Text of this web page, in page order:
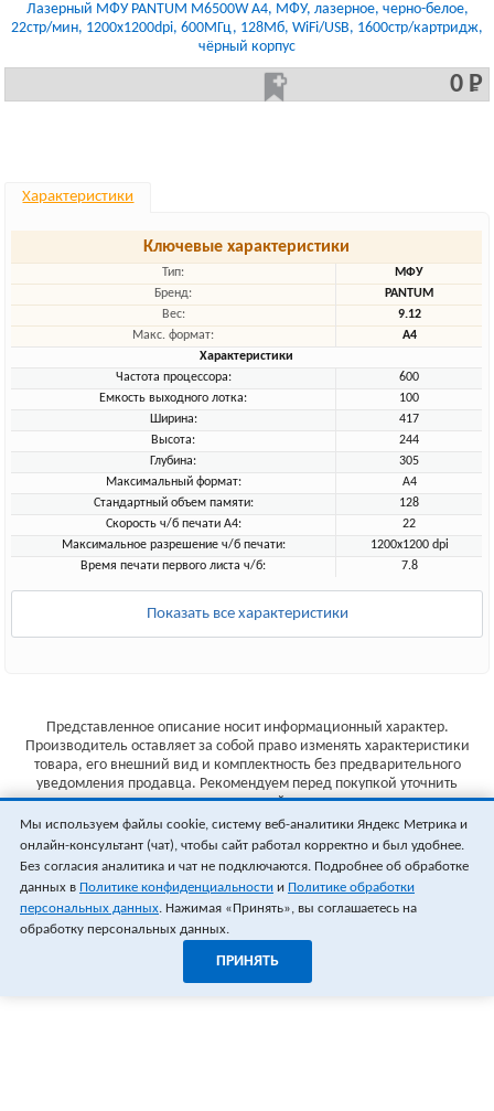
Лазерный МФУ PANTUM M6500W A4, МФУ, лазерное, черно-белое,
22стр/мин, 1200x1200dpi, 600МГц, 128Мб, WiFi/USB, 1600стр/картридж,
чёрный корпус
0 Р
Характеристики
Ключевые характеристики
Тип:
МФУ
Бренд:
PANTUM
Вес:
9.12
Макс. формат:
A4
Характеристики
Частота процессора:
600
Емкость выходного лотка:
100
Ширина:
417
Высота:
244
Глубина:
305
Максимальный формат:
A4
Стандартный объем памяти:
128
Скорость ч/б печати A4:
22
Максимальное разрешение ч/б печати:
1200x1200 dpi
Время печати первого листа ч/б:
7.8
Показать все характеристики
Представленное описание носит информационный характер.
Производитель оставляет за собой право изменять характеристики
товара, его внешний вид и комплектность без предварительного
уведомления продавца. Рекомендуем перед покупкой уточнить
характеристики товара на сайте производителя.
Указанные цены не являются публичной офертой (ст.435 ГК РФ).
Стоимость и наличие товара уточняйте у менеджера.
Мы используем файлы cookie, систему веб-аналитики Яндекс Метрика и
онлайн-консультант (чат), чтобы сайт работал корректно и был удобнее.
Без согласия аналитика и чат не подключаются. Подробнее об обработке
данных в Политике конфиденциальности и Политике обработки
персональных данных. Нажимая «Принять», вы соглашаетесь на
обработку персональных данных.
ПРИНЯТЬ